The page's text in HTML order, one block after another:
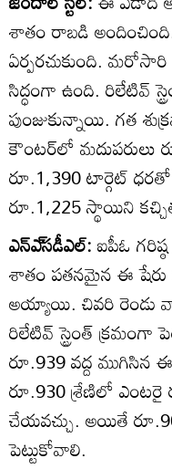
శాతం రాబడి
ఏర్పరచుకుంది.
సిద్ధంగా ఉంది. రిలేటివ్‌
పుంజుకున్నాయి. గత
కౌంటర్‌లో మదుపరులు
రూ.1,390 టార్గెట్‌
రూ.1,225 స్థాయిని
ఎన్‌ఎ్‌సడీఎల్‌:ఐపీఓ
శాతం పతనమైన ఈ షేరు
అయ్యాయి. చివరి రెండు
రిలేటివ్‌ స్ట్రెంత్‌ క్రమంగా
రూ.939 వద్ద ముగిసిన
రూ.930 శ్రేణిలో
చేయవచ్చు. అయితే
పెట్టుకోవాలి.